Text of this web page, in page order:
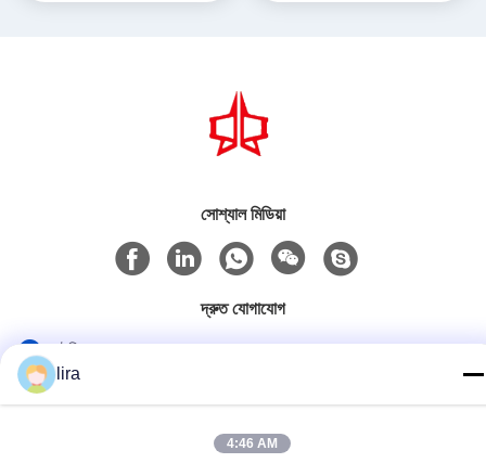
সোশ্যাল মিডিয়া
দ্রুত যোগাযোগ
টেলিফোন
86-510-86385783
lira
4:46 AM